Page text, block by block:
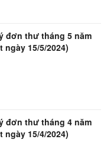
đơn thư tháng 5 năm
ngày 15/5/2024)
đơn thư tháng 4 năm
ngày 15/4/2024)